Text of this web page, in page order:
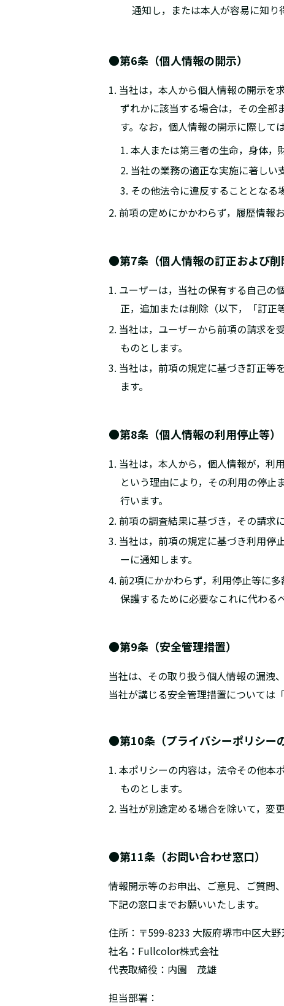
通知し，または本人が容易に知り
●第6条（個人情報の開示）
1. 当社は，本人から個人情報の開示を
ずれかに該当する場合は，その全部
す。なお，個人情報の開示に際して
1. 本人または第三者の生命，身体
2. 当社の業務の適正な実施に著し
3. その他法令に違反することとなる
2. 前項の定めにかかわらず，履歴情報
●第7条（個人情報の訂正および削
1. ユーザーは，当社の保有する自己の
正，追加または削除（以下，「訂正
2. 当社は，ユーザーから前項の請求を
ものとします。
3. 当社は，前項の規定に基づき訂正等
ます。
●第8条（個人情報の利用停止等）
1. 当社は，本人から，個人情報が，利
という理由により，その利用の停
行います。
2. 前項の調査結果に基づき，その請求
3. 当社は，前項の規定に基づき利用停
ーに通知します。
4. 前2項にかかわらず，利用停止等に
保護するために必要なこれに代わる
●第9条（安全管理措置）
当社は、その取り扱う個人情報の漏洩
当社が講じる安全管理措置については
●第10条（プライバシーポリシー
1. 本ポリシーの内容は，法令その他本
ものとします。
2. 当社が別途定める場合を除いて，変
●第11条（お問い合わせ窓口）
情報開示等のお申出、ご意見、ご質問
下記の窓口までお願いいたします。
住所：〒599-8233 大阪府堺市中区大野
社名：Fullcolor株式会社
代表取締役：内園 茂雄
担当部署：